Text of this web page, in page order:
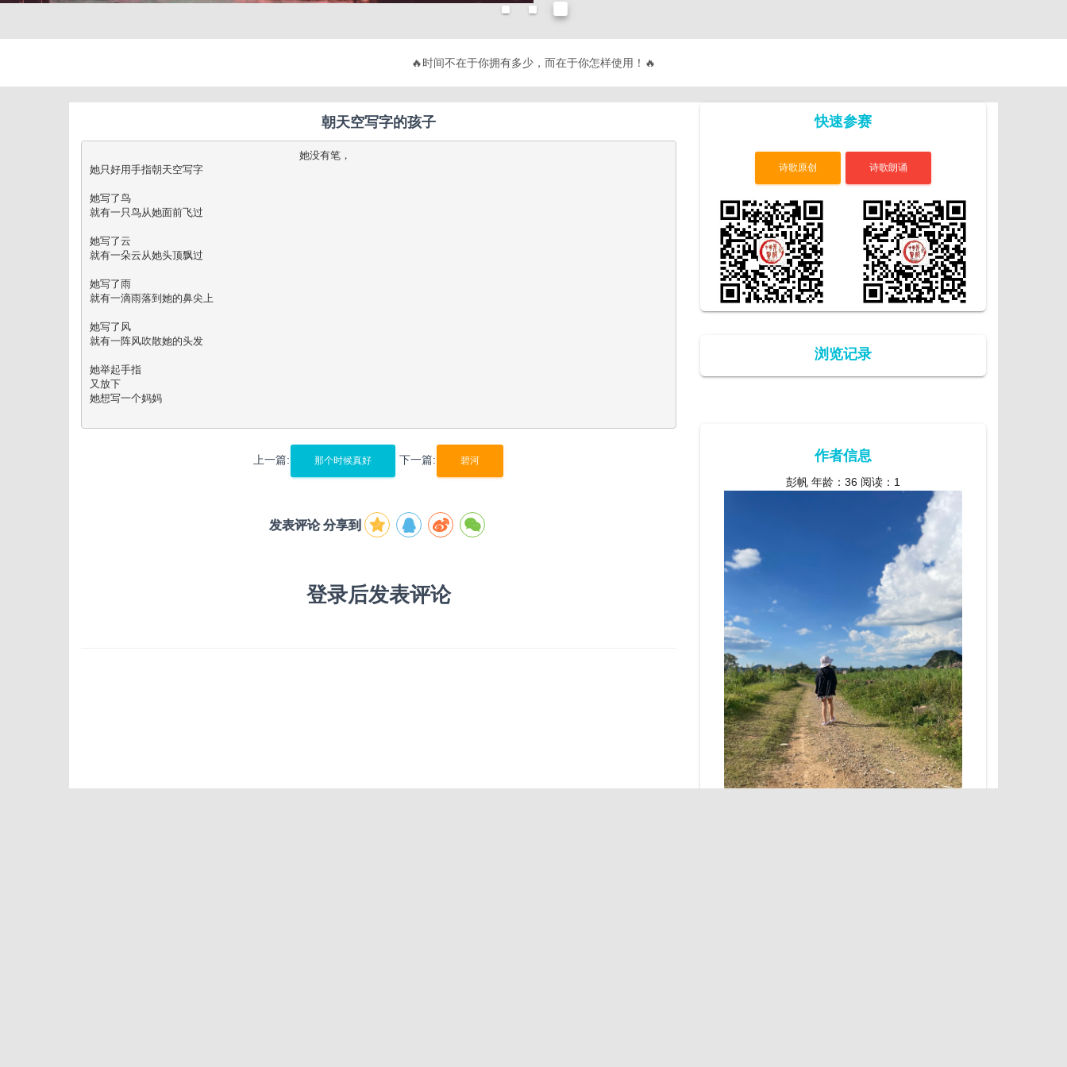
🔥不要有趣，要有用！🔥
朝天空写字的孩子
                                 她没有笔，
她只好用手指朝天空写字
她写了鸟
就有一只鸟从她面前飞过
她写了云
就有一朵云从她头顶飘过
她写了雨
就有一滴雨落到她的鼻尖上
她写了风
就有一阵风吹散她的头发
她举起手指
又放下
她想写一个妈妈
上一篇: 那个时候真好 下一篇: 碧河
发表评论 分享到
登录后发表评论
快速参赛
诗歌原创 诗歌朗诵
浏览记录
作者信息
彭帆 年龄：36 阅读：1